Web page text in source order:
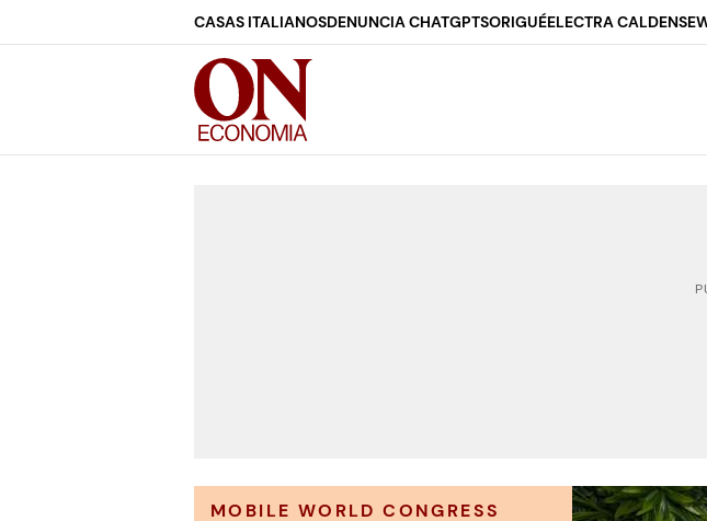
CASAS ITALIANOSDENUNCIA CHATGPTSORIGUÉELECTRA CALDENSE
MOBILE WORLD CONGRESS